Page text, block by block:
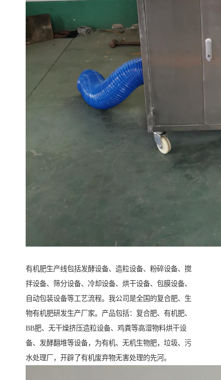
有机肥生产线包括发酵设备、造粒设备、粉碎设备、搅
拌设备、筛分设备、冷却设备、烘干设备、包膜设备、
自动包装设备等工艺流程。我公司是全国的复合肥、生
物有机肥研发生产厂家。产品包括：复合肥、有机肥、
BB肥、无干燥挤压造粒设备、鸡粪等高湿物料烘干设
备、发酵翻堆等设备，为有机、无机生物肥，垃圾、污
水处理厂，开辟了有机废弃物无害处理的先河。